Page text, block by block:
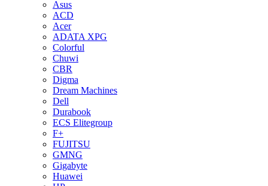
Asus
ACD
Acer
ADATA XPG
Colorful
Chuwi
CBR
Digma
Dream Machines
Dell
Durabook
ECS Elitegroup
F+
FUJITSU
GMNG
Gigabyte
Huawei